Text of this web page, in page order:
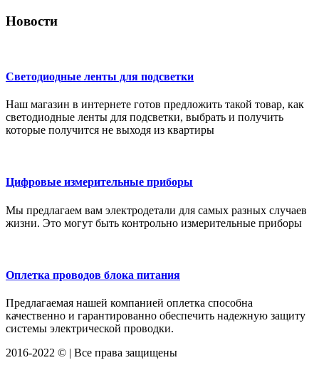
Новости
Светодиодные ленты для подсветки
Наш магазин в интернете готов предложить такой товар, как
светодиодные ленты для подсветки, выбрать и получить
которые получится не выходя из квартиры
Цифровые измерительные приборы
Мы предлагаем вам электродетали для самых разных случаев
жизни. Это могут быть контрольно измерительные приборы
Оплетка проводов блока питания
Предлагаемая нашей компанией оплетка способна
качественно и гарантированно обеспечить надежную защиту
системы электрической проводки.
2016-2022 © | Все права защищены